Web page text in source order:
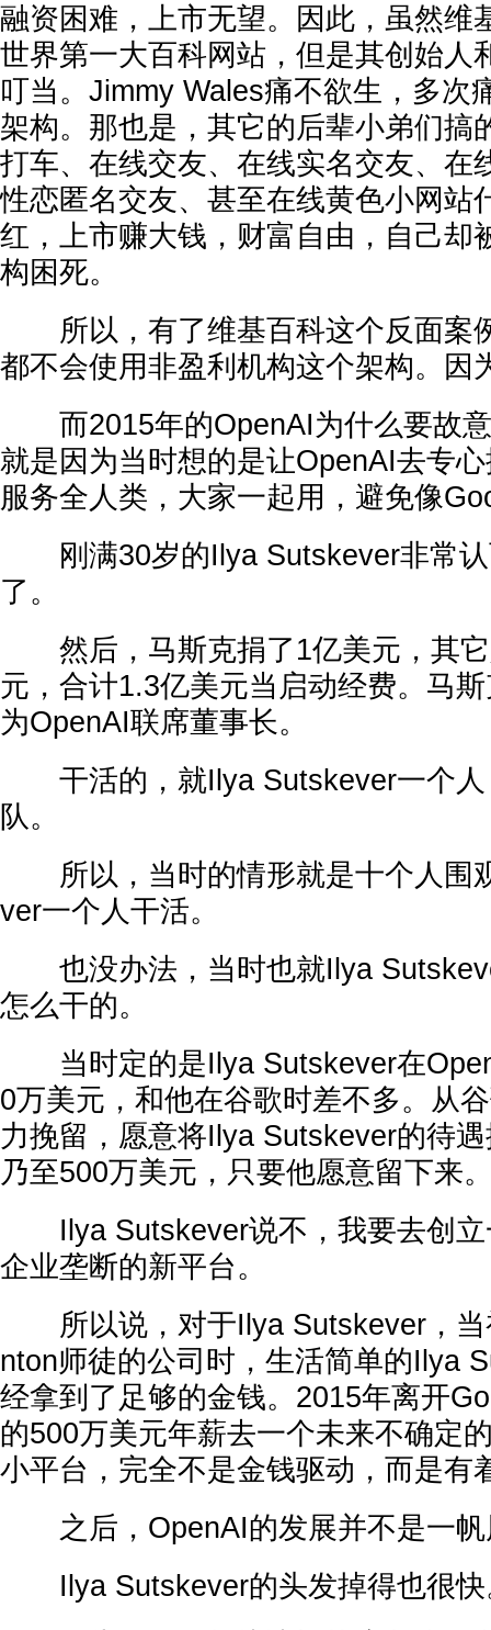
融资困难，上市无望。因此，虽然维
世界第一大百科网站，但是其创始人
叮当。Jimmy Wales痛不欲生，多次
架构。那也是，其它的后辈小弟们搞
打车、在线交友、在线实名交友、在
性恋匿名交友、甚至在线黄色小网站
红，上市赚大钱，财富自由，自己却
构困死。
所以，有了维基百科这个反面案
都不会使用非盈利机构这个架构。因
而2015年的OpenAI为什么要故意
就是因为当时想的是让OpenAI去专
服务全人类，大家一起用，避免像
刚满30岁的Ilya Sutskever非常认
了。
然后，马斯克捐了1亿美元，其它
元，合计1.3亿美元当启动经费。马
为OpenAI联席董事长。
干活的，就Ilya Sutskever一个人
队。
所以，当时的情形就是十个人围
ver一个人干活。
也没办法，当时也就Ilya
怎么干的。
当时定的是Ilya Sutskever在
0万美元，和他在谷歌时差不多。从
力挽留，愿意将Ilya Sutskever的待
乃至500万美元，只要他愿意留下来
Ilya Sutskever说不，我要去创立
企业垄断的新平台。
所以说，对于Ilya Sutskever，当
nton师徒的公司时，生活简单的Ilya
经拿到了足够的金钱。2015年离开
的500万美元年薪去一个未来不确定
小平台，完全不是金钱驱动，而是有
之后，OpenAI的发展并不是一帆
Ilya Sutskever的头发掉得也很快